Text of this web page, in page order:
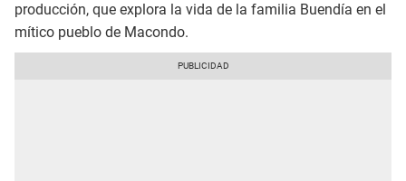
producción, que explora la vida de la familia Buendía en el
mítico pueblo de Macondo.